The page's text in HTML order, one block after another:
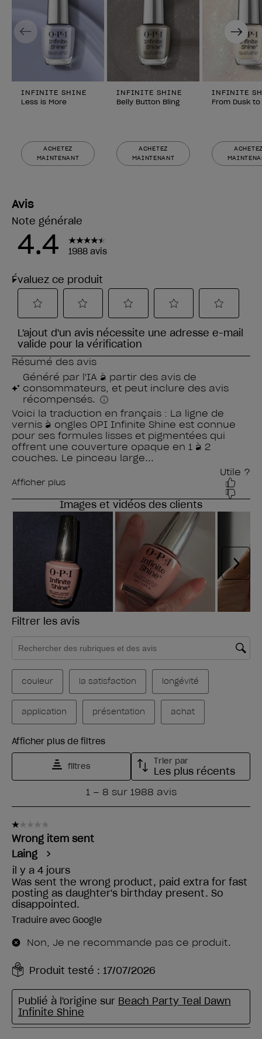
INFINITE SHINE
Less is More
ACHETEZ
MAINTENANT
INFINITE SHINE
Belly Button Bling
ACHETEZ
MAINTENANT
INFINITE
From Dusk
Previous Next